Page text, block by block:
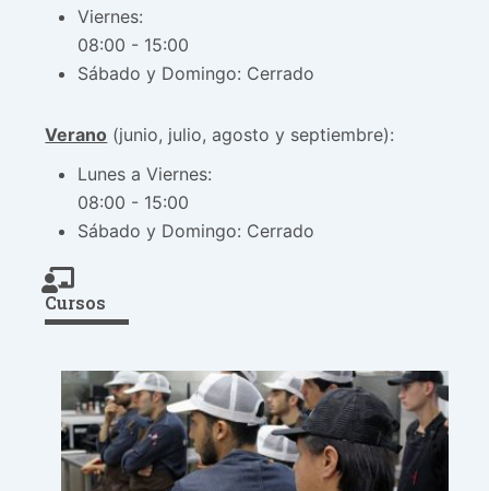
Viernes:
08:00 - 15:00
Sábado y Domingo: Cerrado
Verano (junio, julio, agosto y septiembre):
Lunes a Viernes:
08:00 - 15:00
Sábado y Domingo: Cerrado
Cursos